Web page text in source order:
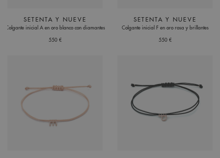
SETENTA Y NUEVE
Colgante inicial A en oro blanco con diamantes
550 €
SETENTA Y NUEVE
Colgante inicial F en oro rosa y brillantes
550 €